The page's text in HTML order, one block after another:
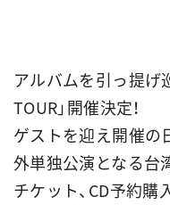
アルバムを引っ提げ
TOUR」開催決定！
ゲストを迎え開催の
外単独公演となる台
チケット、CD予約